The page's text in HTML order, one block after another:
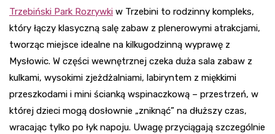
Trzebiński Park Rozrywki w Trzebini to rodzinny kompleks,
który łączy klasyczną salę zabaw z plenerowymi atrakcjami,
tworząc miejsce idealne na kilkugodzinną wyprawę z
Mysłowic. W części wewnętrznej czeka duża sala zabaw z
kulkami, wysokimi zjeżdżalniami, labiryntem z miękkimi
przeszkodami i mini ścianką wspinaczkową – przestrzeń, w
której dzieci mogą dosłownie „zniknąć” na dłuższy czas,
wracając tylko po łyk napoju. Uwagę przyciągają szczególnie